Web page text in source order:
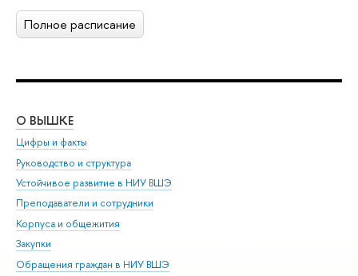
Полное расписание
О ВЫШКЕ
Цифры и факты
Руководство и структура
Устойчивое развитие в НИУ ВШЭ
Преподаватели и сотрудники
Корпуса и общежития
Закупки
Обращения граждан в НИУ ВШЭ